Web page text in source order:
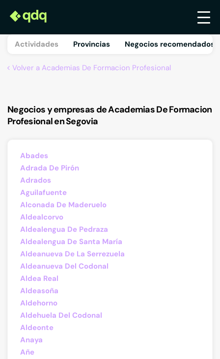
Actividades Provincias Negocios recomendados
Volver a Academias De Formacion Profesional
Negocios y empresas de Academias De Formacion
Profesional en Segovia
Abades
Adrada De Pirón
Adrados
Aguilafuente
Alconada De Maderuelo
Aldealcorvo
Aldealengua De Pedraza
Aldealengua De Santa María
Aldeanueva De La Serrezuela
Aldeanueva Del Codonal
Aldea Real
Aldeasoña
Aldehorno
Aldehuela Del Codonal
Aldeonte
Anaya
Añe